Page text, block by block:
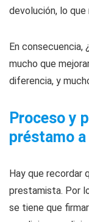
devolución, lo que
En consecuencia,
mucho que
diferencia, y
Proceso y
préstamo
Hay que recordar
prestamista. Por
se tiene que